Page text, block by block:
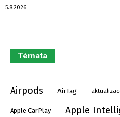
5.8.2026
Témata
Airpods AirTag
Apple CarPlay Apple